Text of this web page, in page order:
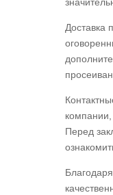
Доставка
компании,
Перед